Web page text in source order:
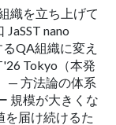
織を立ち上げて
nano
QA組織に変え
Tokyo（本発
— 方法論の体系
規模が大きくな
を届け続けるた